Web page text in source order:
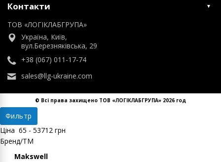
Контакти
ТОВ «ЛОГІКЛАБГРУПА»
Україна, Київ,
вул.Березняківська, 29
+38 (067) 011-17-74
sales@llg-ukraine.com
© Всі права захищено ТОВ «ЛОГІКЛАБГРУПА» 2026 год
Фильтр
Ціна 65 - 53712 грн
Бренд/ТМ
Makswell